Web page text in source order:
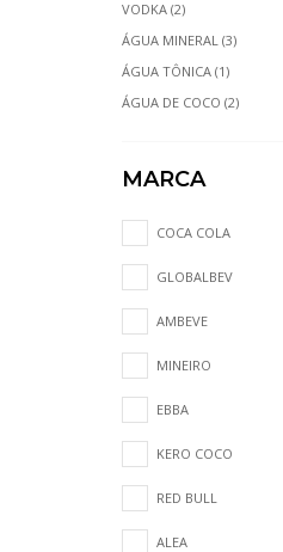
VODKA (2)
ÁGUA MINERAL (3)
ÁGUA TÔNICA (1)
ÁGUA DE COCO (2)
MARCA
COCA COLA
GLOBALBEV
AMBEVE
MINEIRO
EBBA
KERO COCO
RED BULL
ALEA